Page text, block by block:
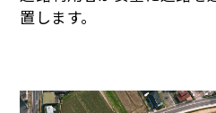
置します。